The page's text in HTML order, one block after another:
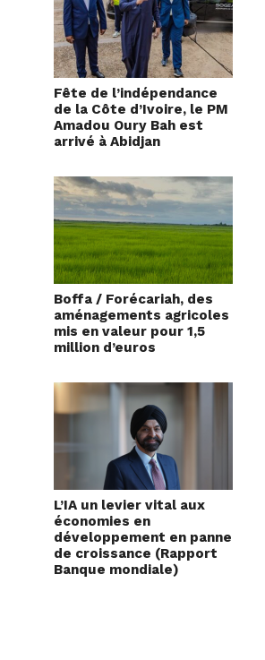
Fête de l’indépendance
de la Côte d’Ivoire, le PM
Amadou Oury Bah est
arrivé à Abidjan
Boffa / Forécariah, des
aménagements agricoles
mis en valeur pour 1,5
million d’euros
L’IA un levier vital aux
économies en
développement en panne
de croissance (Rapport
Banque mondiale)